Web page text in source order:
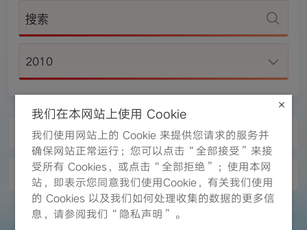
2010
稳定价格期结束的公告 2010-08-03
配售及公开发售 2010-06-22
上一页
我们在本网站上使用 Cookie
我们使用网站上的 Cookie 来提供您请求的服务并
确保网站正常运行；您可以点击“全部接受”来接
受所有 Cookies，或点击“全部拒绝”；使用本网
站，即表示您同意我们使用Cookie，有关我们使用
的 Cookies 以及我们如何处理收集的数据的更多信
息，请参阅我们“隐私声明”。